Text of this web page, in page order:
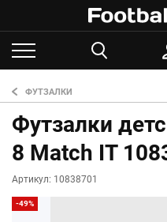
ФУТЗАЛКИ
Футзалки
8 Match IT
Артикул: 10838701
-49%